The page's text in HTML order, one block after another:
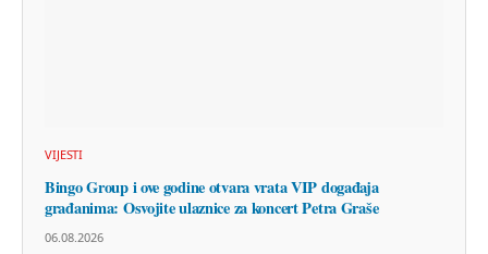
VIJESTI
Bingo Group i ove godine otvara vrata VIP događaja
građanima: Osvojite ulaznice za koncert Petra Graše
06.08.2026